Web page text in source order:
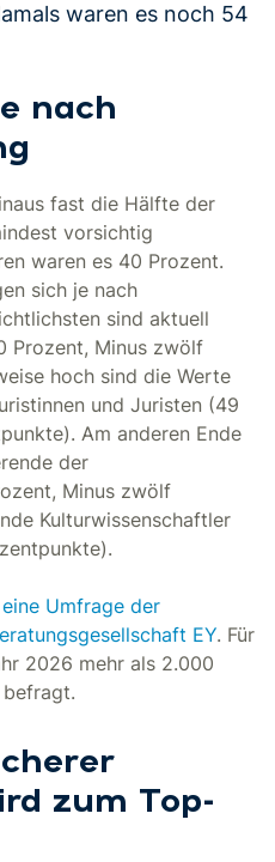
waren es noch 54
nach
fast die Hälfte der
vorsichtig
waren es 40 Prozent.
sich je nach
sind aktuell
Prozent, Minus zwölf
hoch sind die Werte
und Juristen (49
Am anderen Ende
der
Minus zwölf
Kulturwissenschaftler
eine Umfrage der
EY. Für
2026 mehr als 2.000
zum Top-